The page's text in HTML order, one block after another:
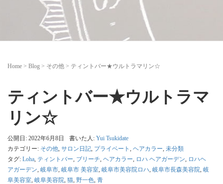
Home > Blog > その他 > ティントバー★ウルトラマリン☆
ティントバー★ウルトラマ
リン☆
公開日: 2022年6月8日 書いた人: Yui Tsukidate
カテゴリー: その他, サロン日記, プライベート , ヘアカラー, 未分類
タグ: Loha, ティントバー, ブリーチ, ヘアカラー, ロハ ヘアガーデン, ロハヘ
アガーデン, 岐阜市, 岐阜市 美容室, 岐阜市美容院ロハ, 岐阜市長森美容院, 岐
阜美容室, 岐阜美容院, 猫, 野一色, 青